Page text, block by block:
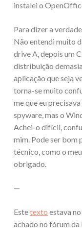
instalei o
Para dizer a
Não entendi muito
drive A, depois um
distribuição
aplicação que seja
torna-se muito
me que eu
spyware, mas o
Achei-o difícil,
mim. Pode ser bom
técnico, como o
obrigado.
—
Estetexto estava
achado no fórum